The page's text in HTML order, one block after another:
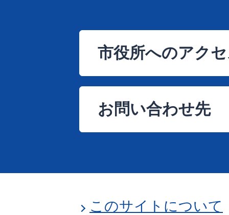
市役所へのアク
お問い合わせ先
このサイトについて